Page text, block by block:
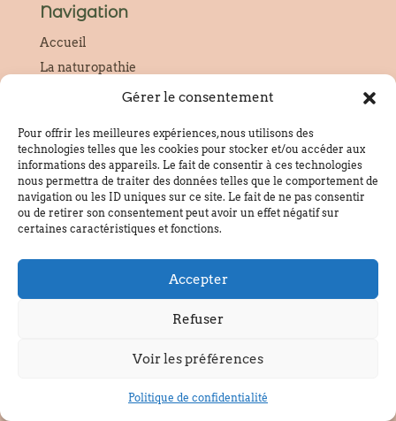
Gérer le consentement
Pour offrir les meilleures expériences, nous utilisons des
technologies telles que les cookies pour stocker et/ou accéder aux
informations des appareils. Le fait de consentir à ces technologies
nous permettra de traiter des données telles que le comportement de
navigation ou les ID uniques sur ce site. Le fait de ne pas consentir
ou de retirer son consentement peut avoir un effet négatif sur
certaines caractéristiques et fonctions.
Accepter
Refuser
Voir les préférences
Politique de confidentialité
Navigation
Accueil
La naturopathie
Cabinet de Blain (44)
Fatigue chronique
Blog
Coordonnées
06.78.36.28.60
lechemindubienetre@pm.me
6 route du Gâvre 44130 Blain
95228654000010